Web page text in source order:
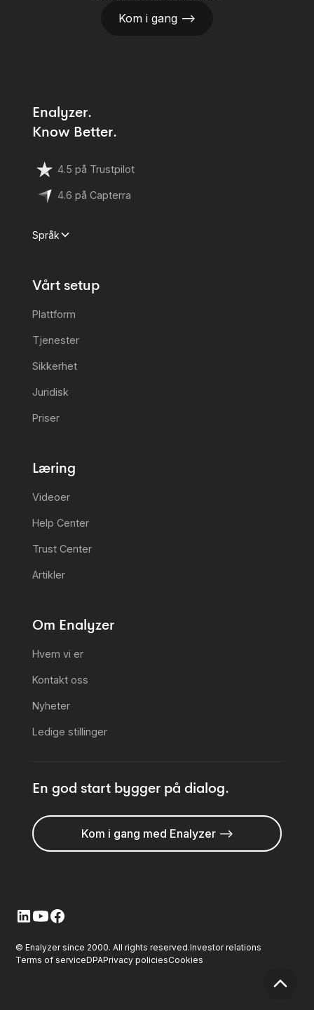
Kom i gang —>
Enalyzer.
Know Better.
4.5 på Trustpilot
4.6 på Capterra
Språk
Vårt setup
Plattform
Tjenester
Sikkerhet
Juridisk
Priser
Læring
Videoer
Help Center
Trust Center
Artikler
Om Enalyzer
Hvem vi er
Kontakt oss
Nyheter
Ledige stillinger
En god start bygger på dialog.
Kom i gang med Enalyzer -->
© Enalyzer since 2000. All rights reserved.Investor relations
Terms of serviceDPAPrivacy policiesCookies